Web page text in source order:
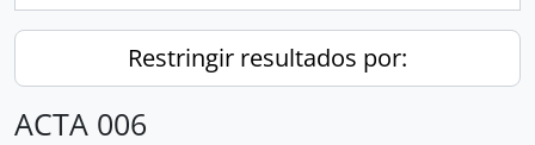
Restringir resultados por:
ACTA 006